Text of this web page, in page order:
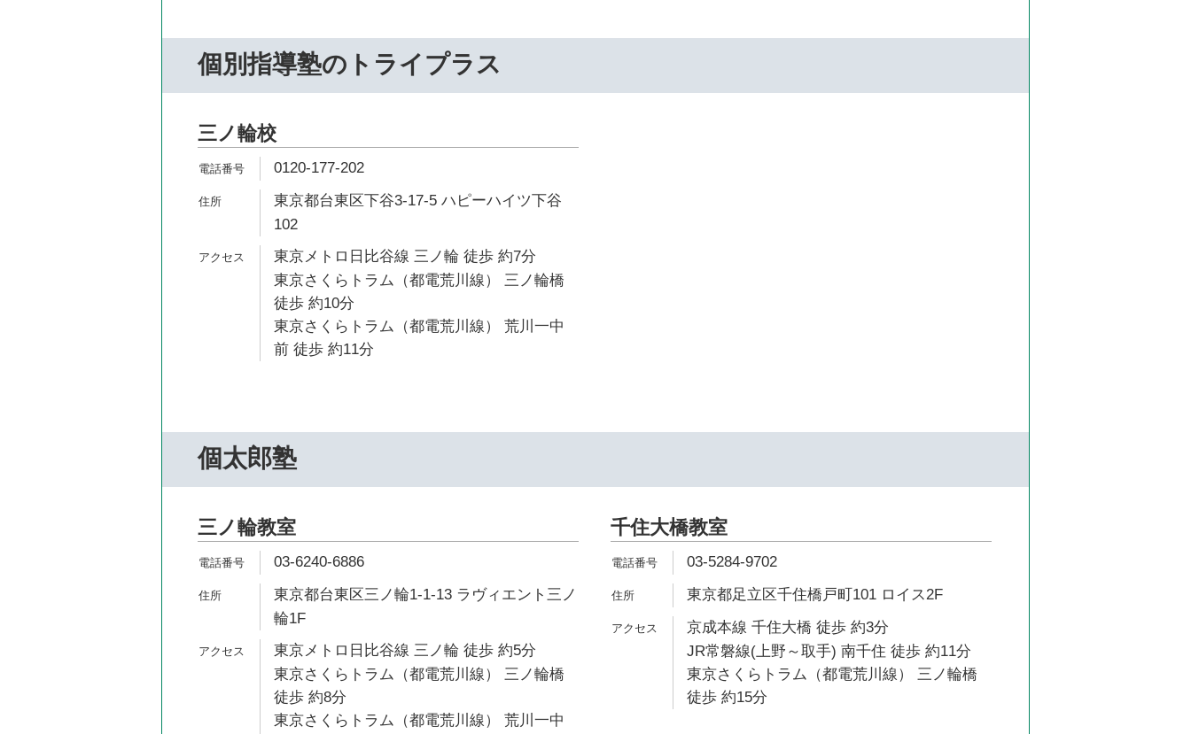
個別指導塾のトライプラス
三ノ輪校
0120-177-202
東京都台東区下谷3-17-5 ハピーハイツ下谷
102
東京メトロ日比谷線 三ノ輪 徒歩 約7分
東京さくらトラム（都電荒川線） 三ノ輪橋
徒歩 約10分
東京さくらトラム（都電荒川線） 荒川一中
前 徒歩 約11分
個太郎塾
三ノ輪教室
03-6240-6886
東京都台東区三ノ輪1-1-13 ラヴィエント三ノ
輪1F
東京メトロ日比谷線 三ノ輪 徒歩 約5分
東京さくらトラム（都電荒川線） 三ノ輪橋
徒歩 約8分
東京さくらトラム（都電荒川線） 荒川一中
千住大橋教室
03-5284-9702
東京都足立区千住橋戸町101 ロイス2F
京成本線 千住大橋 徒歩 約3分
JR常磐線(上野～取手) 南千住 徒歩 約11分
東京さくらトラム（都電荒川線） 三ノ輪橋
徒歩 約15分